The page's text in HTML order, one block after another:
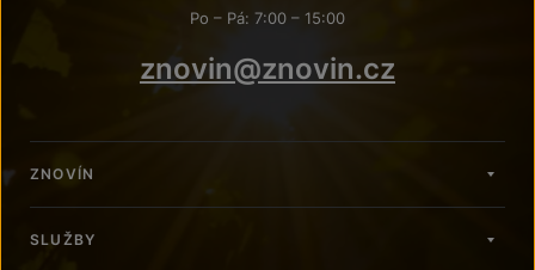
Po – Pá: 7:00 – 15:00
znovin@znovin.cz
ZNOVÍN
SLUŽBY